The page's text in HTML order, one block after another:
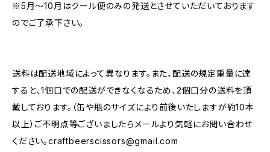
※5月～10月はクール便のみの発送とさせていただいております
のでご了承下さい。
送料は配送地域によって異なります。また、配送の規定重量に達
すると、1個口での配送ができなくなるため、2個口分の送料を頂
戴しております。（缶や瓶のサイズにより前後いたしますが約10本
以上）ご不明点等ございましたらメールより気軽にお問い合わせ
ください。craftbeerscissors@gmail.com